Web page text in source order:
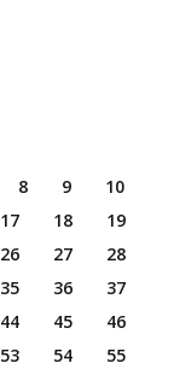
8 9
10
17 18
19
26 27
28
35 36
37
44 45
46
53 54
55